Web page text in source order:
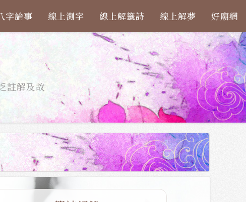
字論事 線上測字 線上解籤詩 線上解夢 好廟網
註解及故